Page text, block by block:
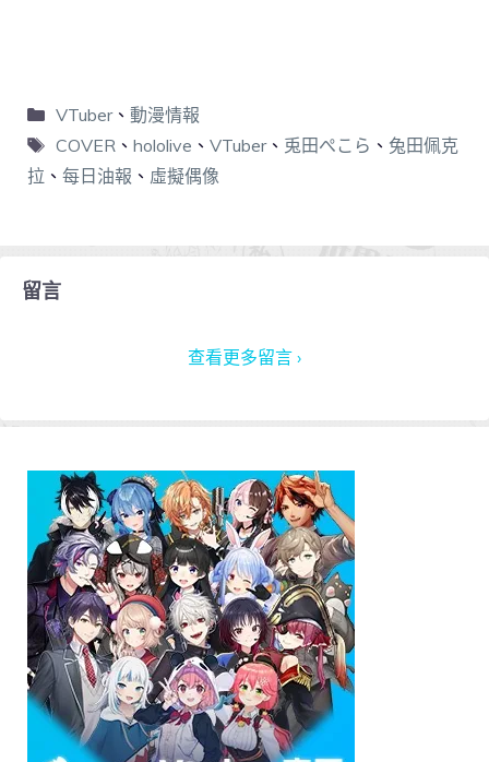
VTuber、 動漫情報
COVER、 hololive 、 VTuber、 兎田ぺこら 、 兔田佩克
拉 、 每日油報 、 虛擬偶像
留言
查看更多留言 ›